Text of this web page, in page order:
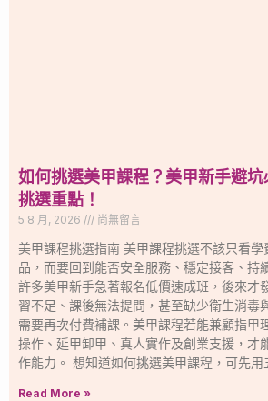
如何挑選美甲課程？美甲新手避
挑選重點！
5 8 月, 2026 尚無留言
美甲課程挑選指南 美甲課程挑選不該只看
品，而要回到能否安全服務、穩定接客、持
許多美甲新手急著報名低價速成班，後來才
習不足、課後無法提問，甚至缺少衛生消毒
需要再次付費補課。美甲課程若能兼顧指甲
操作、延甲卸甲、真人實作及創業支援，才
作能力。 想知道如何挑選美甲課程，可先用
Read More »